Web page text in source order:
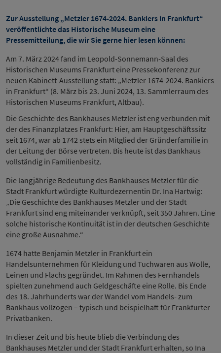
Zur Ausstellung „Metzler 1674-2024. Bankiers in Frankfurt“
veröffentlichte das Historische Museum eine
Pressemitteilung, die wir Sie gerne hier lesen können:
Am 7. März 2024 fand im Leopold-Sonnemann-Saal des
Historischen Museums Frankfurt eine Pressekonferenz zur
neuen Kabinett-Ausstellung statt: „Metzler 1674-2024. Bankiers
in Frankfurt“ (8. März bis 23. Juni 2024, 13. Sammlerraum des
Historischen Museums Frankfurt, Altbau).
Die Geschichte des Bankhauses Metzler ist eng verbunden mit
der des Finanzplatzes Frankfurt: Hier, am Hauptgeschäftssitz
seit 1674, war ab 1742 stets ein Mitglied der Gründerfamilie in
der Leitung der Börse vertreten. Bis heute ist das Bankhaus
vollständig in Familienbesitz.
Die langjährige Bedeutung des Bankhauses Metzler für die
Stadt Frankfurt würdigte Kulturdezernentin Dr. Ina Hartwig:
„Die Geschichte des Bankhauses Metzler und der Stadt
Frankfurt sind eng miteinander verknüpft, seit 350 Jahren. Eine
solche historische Kontinuität ist in der deutschen Geschichte
eine große Ausnahme.“
1674 hatte Benjamin Metzler in Frankfurt ein
Handelsunternehmen für Kleidung und Tuchwaren aus Wolle,
Leinen und Flachs gegründet. Im Rahmen des Fernhandels
spielten zunehmend auch Geldgeschäfte eine Rolle. Bis Ende
des 18. Jahrhunderts war der Wandel vom Handels- zum
Bankhaus vollzogen – typisch und beispielhaft für Frankfurter
Privatbanken.
In dieser Zeit und bis heute blieb die Verbindung des
Bankhauses Metzler und der Stadt Frankfurt erhalten, so Ina